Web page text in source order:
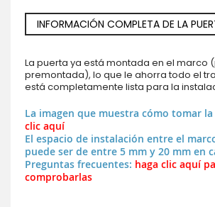
INFORMACIÓN COMPLETA DE LA
La puerta ya está montada en el marco
premontada), lo que le ahorra todo el
está completamente lista para la
La imagen que muestra cómo tomar
clic aquí
El espacio de instalación entre el
puede ser de entre 5 mm y 20 mm en
Preguntas frecuentes: haga clic aquí
comprobarlas